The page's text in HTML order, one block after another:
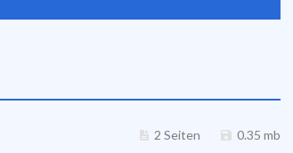
2 Seiten 0.35 mb